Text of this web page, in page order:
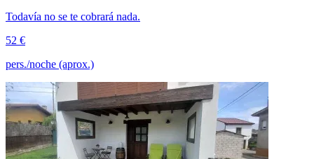
Todavía no se te cobrará nada.
52 €
pers./noche (aprox.)